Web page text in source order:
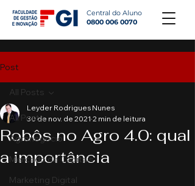
Central do Aluno
0800 006 0070
Post
All Posts
Agronegócio
Mercado de Capitais
Marketing Digital
All Posts
Robôs no Agro 4.0: qual
a importância
Leyder Rodrigues Nunes
30 de nov. de 2021 2 min de leitura